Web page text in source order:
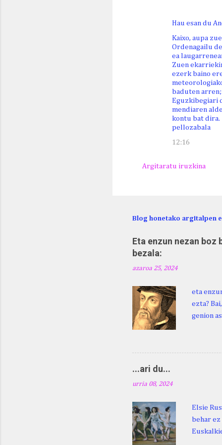
Hau esan du
Kaixo, aupa
Ordenagailu
ea
Zuen
ezerk baino
baduten
Eguzkibegiari
mendiaren
kontu bat dira.
pellozabala
12:16
Argitaratu iruzkina
Blog honetako argitalpen
Eta enzun nezan
bezala:
azaroa 25, 2024
eta
ezta?
genion
digu
Duhauk
...ari du...
urria 08, 2024
Elsie
behar